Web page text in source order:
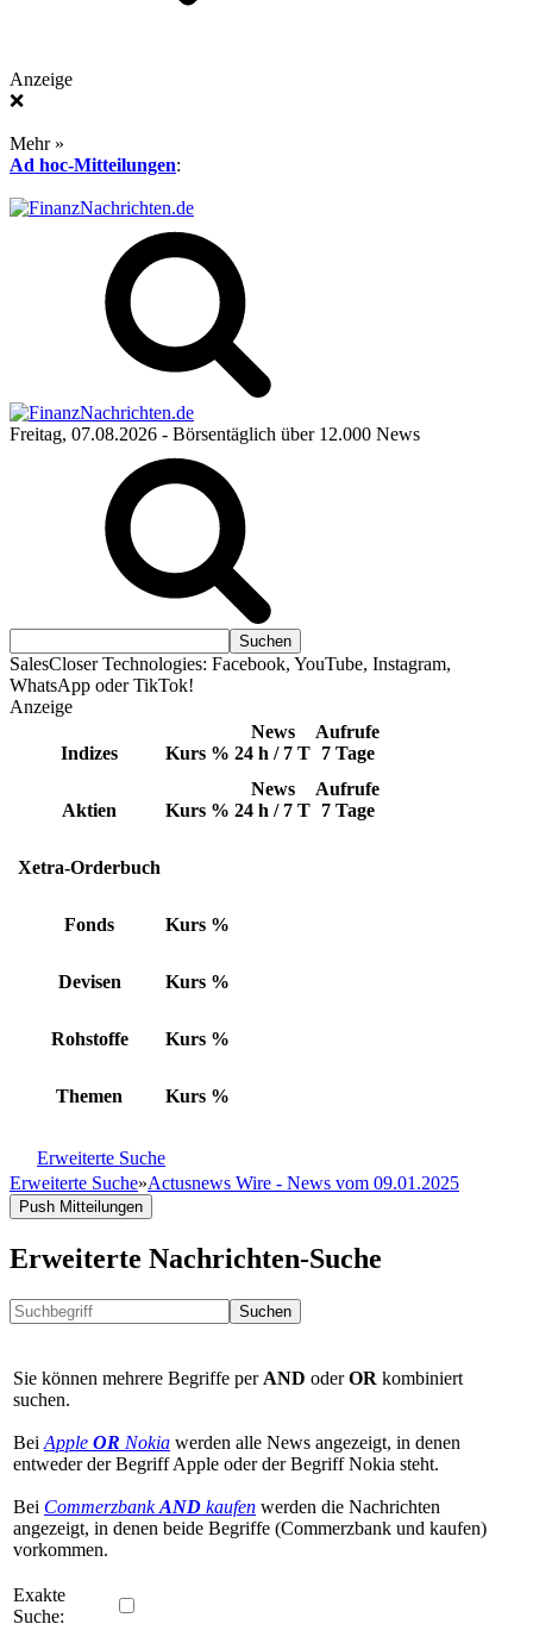
Anzeige
❌
Mehr »
Ad hoc-Mitteilungen:
Freitag, 07.08.2026 - Börsentäglich über 12.000 News
SalesCloser Technologies: Facebook, YouTube, Instagram,
WhatsApp oder TikTok!
Anzeige
Indizes Kurs %
News
24 h / 7 T
Aufrufe
7 Tage
Aktien Kurs %
News
24 h / 7 T
Aufrufe
7 Tage
Xetra-Orderbuch
Fonds Kurs %
Devisen Kurs %
Rohstoffe Kurs %
Themen Kurs %
Erweiterte Suche
Erweiterte Suche»Actusnews Wire - News vom 09.01.2025
Push Mitteilungen
Erweiterte Nachrichten-Suche
Suchen
Sie können mehrere Begriffe per AND oderOR kombiniert
suchen.
Bei Apple OR Nokia werden alle News angezeigt, in denen
entweder der Begriff Apple oder der Begriff Nokia steht.
Bei CommerzbankAND kaufen werden die Nachrichten
angezeigt, in denen beide Begriffe (Commerzbank und kaufen)
vorkommen.
Exakte
Suche: